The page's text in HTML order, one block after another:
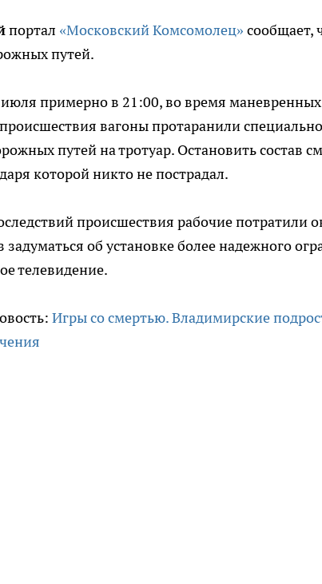
портал «Московский Комсомолец» сообщает,
путей.
примерно в 21:00, во время
происшествия вагоны протаранили
путей на тротуар. Остановить состав
которой никто не пострадал.
происшествия рабочие потратили
задуматься об установке более надежного
телевидение.
Игры со смертью. Владимирские